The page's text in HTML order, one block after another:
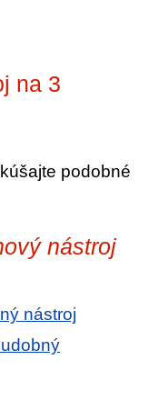
na 3
podobné
nástroj
nástroj